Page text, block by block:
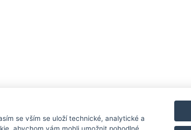
Reklama Podmínky používání Ochrana osobních údajů Kontakt
se vším se uloží technické, analytické a